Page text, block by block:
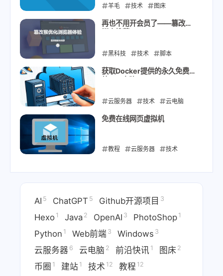
羊毛 技术 图床
2024-09-08
再也不用开会员了——篡改猴
黑科技 技术 脚本
2024-08-20
获取Docker提供的永久免费国
云服务器 技术 云电脑
2024-08-19
免费在线网页虚拟机
教程 云服务器 技术
AI 5 ChatGPT 5 Github开源项目 3
Hexo 1 Java 2 OpenAI 3 PhotoShop 1
Python 1 Web前端 3 Windows 3
云服务器 6 云电脑 2 前沿快讯 1 图床 2
币圈 1 建站 1 技术 12 教程 12